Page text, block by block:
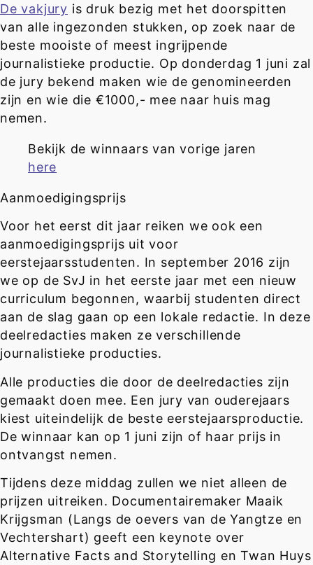
De vakjury is druk bezig met het doorspitten
van alle ingezonden stukken, op zoek naar de
beste mooiste of meest ingrijpende
journalistieke productie. Op donderdag 1 juni zal
de jury bekend maken wie de genomineerden
zijn en wie die €1000,- mee naar huis mag
nemen.
Bekijk de winnaars van vorige jaren
here
Aanmoedigingsprijs
Voor het eerst dit jaar reiken we ook een
aanmoedigingsprijs uit voor
eerstejaarsstudenten. In september 2016 zijn
we op de SvJ in het eerste jaar met een nieuw
curriculum begonnen, waarbij studenten direct
aan de slag gaan op een lokale redactie. In deze
deelredacties maken ze verschillende
journalistieke producties.
Alle producties die door de deelredacties zijn
gemaakt doen mee. Een jury van ouderejaars
kiest uiteindelijk de beste eerstejaarsproductie.
De winnaar kan op 1 juni zijn of haar prijs in
ontvangst nemen.
Tijdens deze middag zullen we niet alleen de
prijzen uitreiken. Documentairemaker Maaik
Krijgsman (Langs de oevers van de Yangtze en
Vechtershart) geeft een keynote over
Alternative Facts and Storytelling en Twan Huys